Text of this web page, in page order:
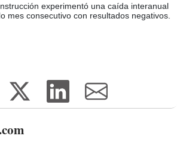
experimentó una caída interanual
mes consecutivo con resultados negativos.